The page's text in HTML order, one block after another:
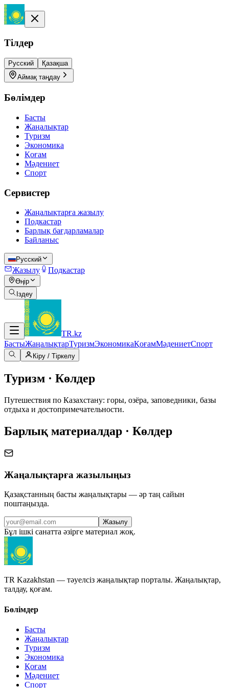
Тілдер
Русский
Қазақша
Аймақ таңдау
Бөлімдер
Басты
Жаңалықтар
Туризм
Экономика
Қоғам
Мәдениет
Спорт
Сервистер
Жаңалықтарға жазылу
Подкастар
Барлық бағдарламалар
Байланыс
Русский
Жазылу Подкастар
Өңір
Іздеу
TR.kz
БастыЖаңалықтарТуризмЭкономикаҚоғамМәдениетСпорт
Кіру / Тіркелу
Туризм · Көлдер
Путешествия по Казахстану: горы, озёра, заповедники, базы
отдыха и достопримечательности.
Барлық материалдар · Көлдер
Жаңалықтарға жазылыңыз
Қазақстанның басты жаңалықтары — әр таң сайын
поштаңызда.
Жазылу
Бұл ішкі санатта әзірге материал жоқ.
TR Kazakhstan — тәуелсіз жаңалықтар порталы. Жаңалықтар,
талдау, қоғам.
Бөлімдер
Басты
Жаңалықтар
Туризм
Экономика
Қоғам
Мәдениет
Спорт